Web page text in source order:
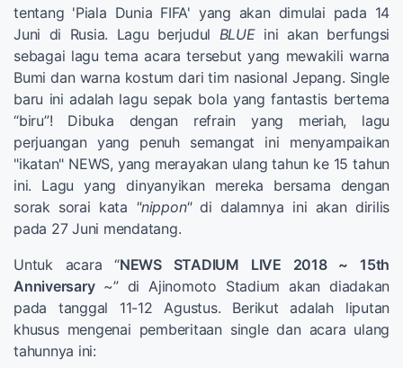
tentang 'Piala Dunia FIFA' yang akan dimulai pada 14
Juni di Rusia. Lagu berjudul BLUEini akan berfungsi
sebagai lagu tema acara tersebut yang mewakili warna
Bumi dan warna kostum dari tim nasional Jepang. Single
baru ini adalah lagu sepak bola yang fantastis bertema
“biru”! Dibuka dengan refrain yang meriah, lagu
perjuangan yang penuh semangat ini menyampaikan
"ikatan" NEWS, yang merayakan ulang tahun ke 15 tahun
ini. Lagu yang dinyanyikan mereka bersama dengan
sorak sorai kata "nippon"di dalamnya ini akan dirilis
pada 27 Juni mendatang.
Untuk acara “NEWS STADIUM LIVE 2018 ~ 15th
Anniversary~” di Ajinomoto Stadium akan diadakan
pada tanggal 11-12 Agustus. Berikut adalah liputan
khusus mengenai pemberitaan single dan acara ulang
tahunnya ini: